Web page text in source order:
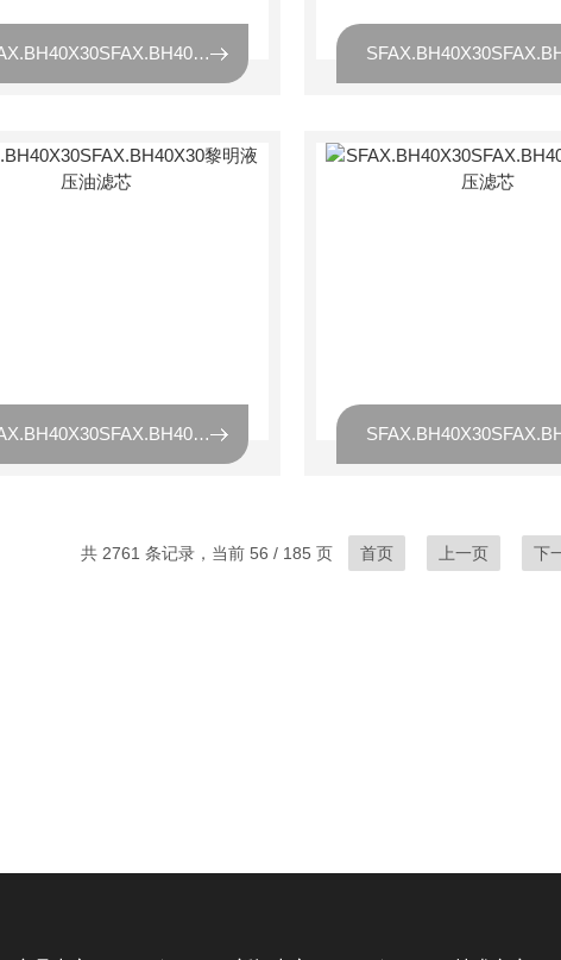
SFAX.BH40X30SFAX.BH40X30黎明过滤器滤芯
SFAX.BH40X30SFAX.BH40X30黎明液压油滤芯
共 2761 条记录，当前 56 / 185 页 首页 上一页 下